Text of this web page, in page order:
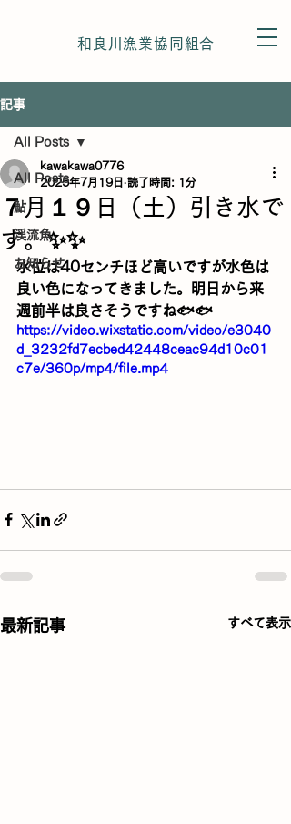
和良川漁業協同組合
記事
All Posts
鮎
渓流魚
お知らせ
All Posts
７月１９日（土）引き水で
す。✨✨
kawakawa0776
2025年7月19日 読了時間: 1分
水位は40センチほど高いですが水色は
良い色になってきました。明日から来
週前半は良さそうですね🐟🐟
https://video.wixstatic.com/video/e3040
d_3232fd7ecbed42448ceac94d10c01
c7e/360p/mp4/file.mp4
最新記事 すべて表示